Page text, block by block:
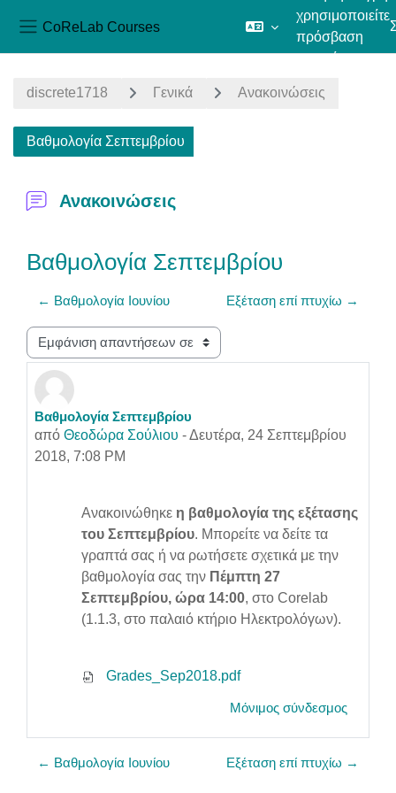
CoReLab Courses
χρησιμοποιείτε
πρόσβαση
επισκέπτη
discrete1718 Γενικά Ανακοινώσεις
Βαθμολογία Σεπτεμβρίου
Ανακοινώσεις
Βαθμολογία Σεπτεμβρίου
← Βαθμολογία Ιουνίου Εξέταση επί πτυχίω →
Λειτουργία εμφάνισης
Βαθμολογία Σεπτεμβρίου
από Θεοδώρα Σούλιου -Δευτέρα, 24 Σεπτεμβρίου
2018, 7:08 PM
Αριθμός απαντήσεων: 0
Ανακοινώθηκε η βαθμολογία της εξέτασης
του Σεπτεμβρίου. Μπορείτε να δείτε τα
γραπτά σας ή να ρωτήσετε σχετικά με την
βαθμολογία σας την Πέμπτη 27
Σεπτεμβρίου, ώρα 14:00, στο Corelab
(1.1.3, στο παλαιό κτήριο Ηλεκτρολόγων).
Grades_Sep2018.pdf
Μόνιμος σύνδεσμος
← Βαθμολογία Ιουνίου Εξέταση επί πτυχίω →